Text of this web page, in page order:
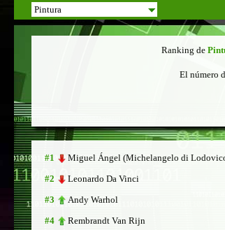
Ranking de
El número
#1 Miguel Ángel (Michelangelo di
#2 Leonardo Da Vinci
#3 Andy Warhol
#4 Rembrandt Van Rijn